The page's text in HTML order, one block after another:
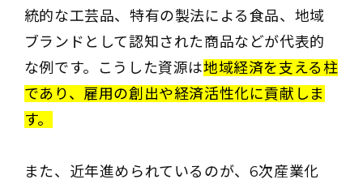
統的な工芸品、特有の製法による食品、地域
ブランドとして認知された商品などが代表的
な例です。こうした資源は地域経済を支える柱
であり、雇用の創出や経済活性化に貢献しま
す。
また、近年進められているのが、6次産業化